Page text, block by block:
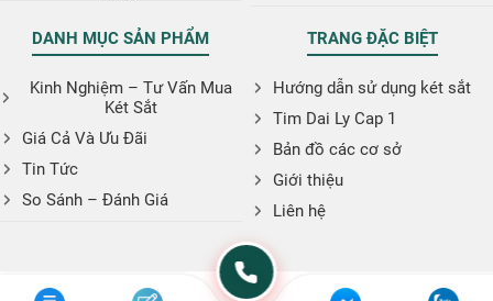
DANH MỤC SẢN PHẨM
Kinh Nghiệm – Tư Vấn Mua
Két Sắt
Giá Cả Và Ưu Đãi
Tin Tức
So Sánh – Đánh Giá
TRANG ĐẶC BIỆT
Hướng dẫn sử dụng két sắt
Tim Dai Ly Cap 1
Bản đồ các cơ sở
Giới thiệu
Liên hệ